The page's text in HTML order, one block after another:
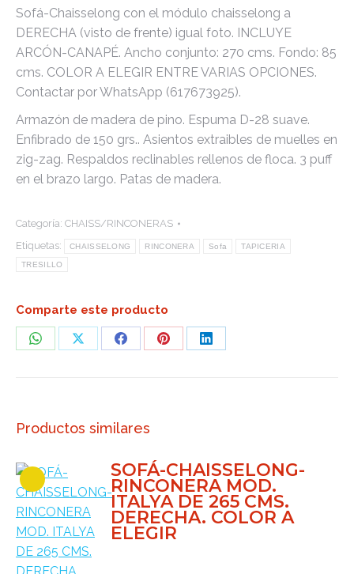
Sofá-Chaisselong con el módulo chaisselong a
DERECHA (visto de frente) igual foto. INCLUYE
ARCÓN-CANAPÉ. Ancho conjunto: 270 cms. Fondo: 85
cms. COLOR A ELEGIR ENTRE VARIAS OPCIONES.
Contactar por WhatsApp (617673925).
Armazón de madera de pino. Espuma D-28 suave.
Enfibrado de 150 grs.. Asientos extraibles de muelles en
zig-zag. Respaldos reclinables rellenos de floca. 3 puff
en el brazo largo. Patas de madera.
Categoría: CHAISS/RINCONERAS
Etiquetas:
CHAISSELONG RINCONERA Sofa TAPICERIA
TRESILLO
Comparte este producto
Share
Share
Share
Share
Share
Productos similares
SOFÁ-CHAISSELONG-
RINCONERA MOD.
ITALYA DE 265 CMS.
DERECHA. COLOR A
ELEGIR